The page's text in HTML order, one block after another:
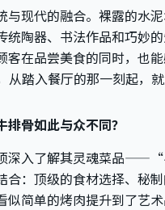
与现代的融合。裸露的水
统陶器、书法作品和巧妙
客在品尝美食的同时，也
从踏入餐厅的那一刻起，
骨如此与众不同？
深入了解其灵魂菜品
合：顶级的食材选择、秘
似简单的烤肉提升到了艺